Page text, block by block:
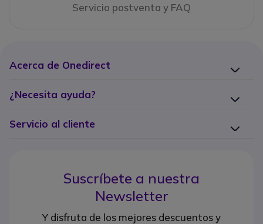
Servicio postventa y FAQ
Acerca de Onedirect
¿Necesita ayuda?
Servicio al cliente
Suscríbete a nuestra
Newsletter
Y disfruta de los mejores descuentos y